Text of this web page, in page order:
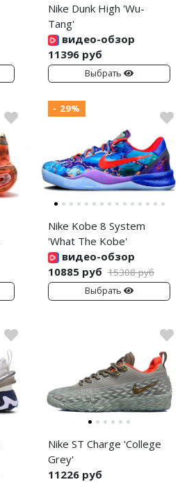
Nike Dunk High 'Wu-
Tang'
видео-обзор
11396 руб
Выбрать
- 29%
Nike Kobe 8 System
'What The Kobe'
видео-обзор
10885 руб 15308 руб
Выбрать
Nike ST Charge 'College
Grey'
11226 руб